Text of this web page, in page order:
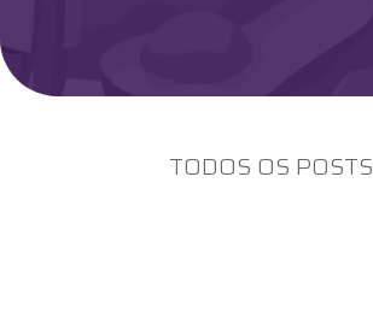
Dicas de Saúde
TODOS OS POSTS